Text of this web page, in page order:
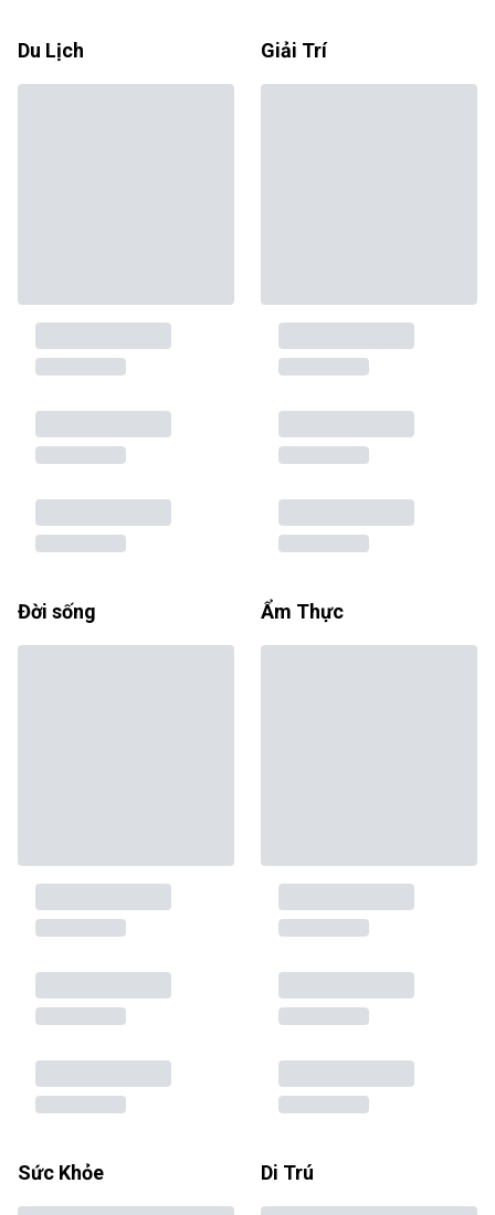
Du Lịch Giải Trí
Đời sống Ẩm Thực
Sức Khỏe Di Trú